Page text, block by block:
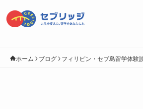
ホーム ブログ フィリピン・セブ島留学体験